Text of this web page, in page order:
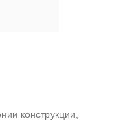
конструкции,